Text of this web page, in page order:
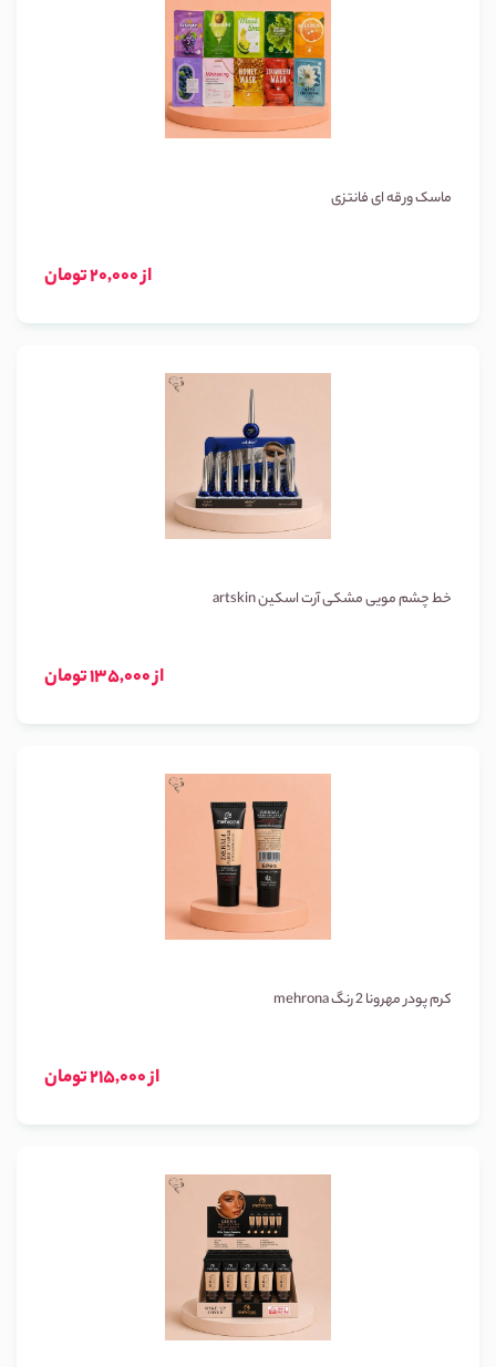
ماسک ورقه ای فانتزی
از 20,000 تومان
خط چشم مویی مشکی آرت اسکین artskin
از 135,000 تومان
کرم پودر مهرونا 2 رنگ mehrona
از 215,000 تومان